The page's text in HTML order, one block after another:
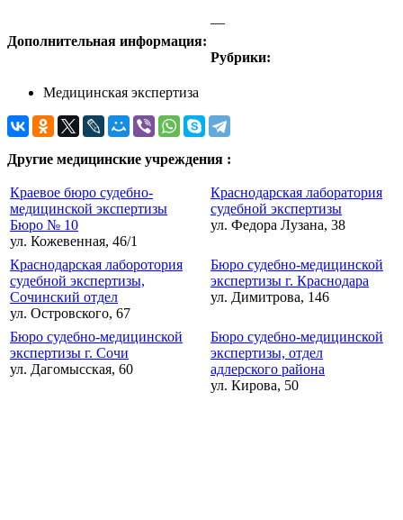
Дополнительная информация:
—
Рубрики:
Медицинская экспертиза
Другие медицинские учреждения :
Краевое бюро судебно-
медицинской экспертизы
Бюро № 10
ул. Кожевенная, 46/1
Краснодарская лаборатория
судебной экспертизы
ул. Федора Лузана, 38
Краснодарская лаборотория
судебной экспертизы,
Сочинский отдел
ул. Островского, 67
Бюро судебно-медицинской
экспертизы г. Краснодара
ул. Димитрова, 146
Бюро судебно-медицинской
экспертизы г. Сочи
ул. Дагомысская, 60
Бюро судебно-медицинской
экспертизы, отдел
адлерского района
ул. Кирова, 50